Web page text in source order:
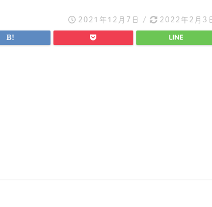
2021年12月7日 / 2022年2月3